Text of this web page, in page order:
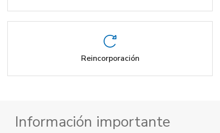
Reincorporación
Información importante